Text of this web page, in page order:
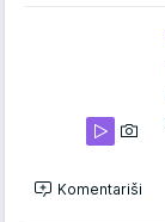
Komentariši